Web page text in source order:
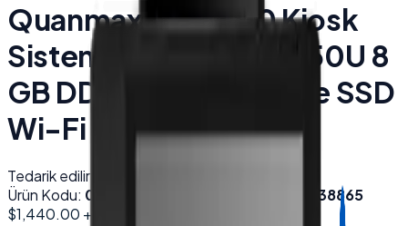
Quanmax QX-1560 Kiosk
Sistemleri 15.6'' i5 12450U 8
GB DDR4 256 GB NVMe SSD
Wi-Fi Siyah
Tedarik edilir
Ürün Kodu: 003886
2000000038865
$1,440.00 + KDV